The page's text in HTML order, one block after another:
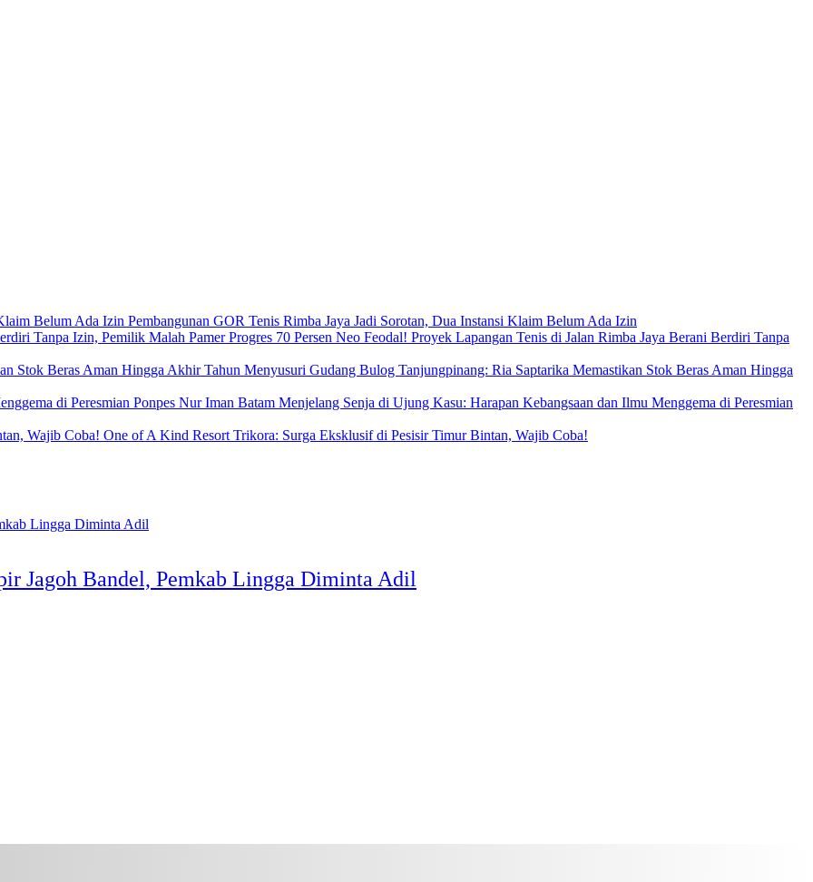
Pembangunan GOR Tenis Rimba Jaya Jadi Sorotan, Dua Instansi Klaim Belum Ada Izin
Neo Feodal! Proyek Lapangan Tenis di Jalan Rimba Jaya Berani Berdiri Tanpa
Menyusuri Gudang Bulog Tanjungpinang: Ria Saptarika Memastikan Stok Beras Aman Hingga
Menjelang Senja di Ujung Kasu: Harapan Kebangsaan dan Ilmu Menggema di Peresmian
One of A Kind Resort Trikora: Surga Eksklusif di Pesisir Timur Bintan, Wajib Coba!
Jagoh Bandel, Pemkab Lingga Diminta Adil